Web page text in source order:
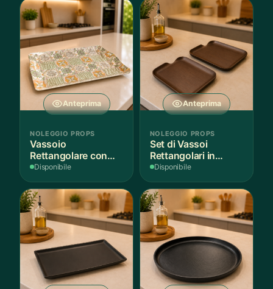
Anteprima
NOLEGGIO PROPS
Vassoio
Rettangolare con
Fantasia
Disponibile
Anteprima
NOLEGGIO PROPS
Set di Vassoi
Rettangolari in
Finitura Legno
Disponibile